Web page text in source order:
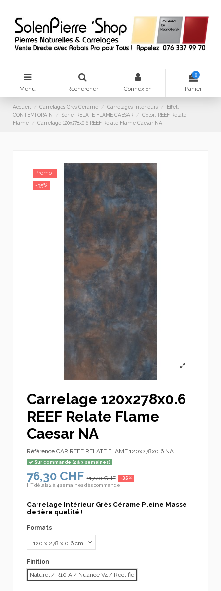
Menu Rechercher Connexion
0
Panier
Accueil Carrelages Grès Cérame Carrelages Intérieurs
Effet:
CONTEMPORAIN
Série: RELATE FLAME CAESAR
Color: REEF Relate
Flame
Carrelage 120x278x0.6 REEF Relate Flame Caesar NA
Promo !
-35%
Carrelage 120x278x0.6
REEF Relate Flame
Caesar NA
Référence CAR REEF RELATE FLAME 120x278x0.6 NA
Sur commande (2 à 3 semaines)
76,30 CHF 117,40 CHF -35%
HTdélais 2 à 4 semaines dès commande
Carrelage Intérieur Grès Cérame Pleine Masse
de 1ère qualité !
Formats
Finition
Naturel / R10 A / Nuance V4 / Rectifié